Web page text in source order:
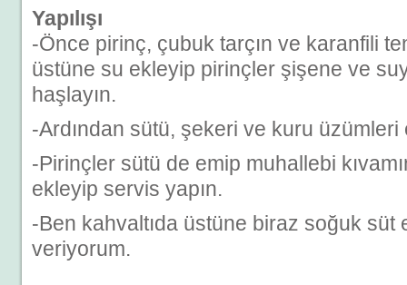
Yapılışı
-Önce pirinç, çubuk tarçın ve karanfili
üstüne su ekleyip pirinçler şişene ve
haşlayın.
-Ardından sütü, şekeri ve kuru üzümleri
-Pirinçler sütü de emip muhallebi
ekleyip servis yapın.
-Ben kahvaltıda üstüne biraz soğuk süt
veriyorum.